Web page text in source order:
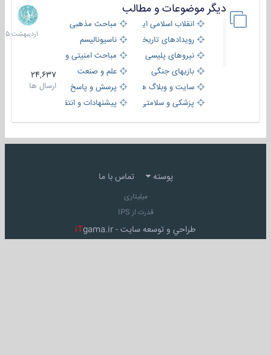
دیگر موضوعات و مطالب
انقلاب اسلامی ایران
مباحث مذهبی
رویدادهای تاریخی و مذهبیناسیونالیسم
نیروهای پلیسی
مباحث امنیتی و اطلاعاتی
بازیهای جنگی
علم و صنعت
سایت و وبلاگ ها
پرسش و پاسخ
پزشکی و سلامتی
پیشنهادات و انتقادات
24,637
ارسال ها
8
1405
پوسته تماس با ما
میلیتاری
قدرت از IPS
طراحي و توسعه سايت - iTgama.ir